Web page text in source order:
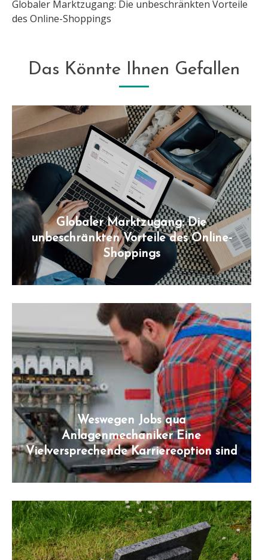
Globaler Marktzugang: Die unbeschränkten Vorteile
des Online-Shoppings
Das Könnte Ihnen Gefallen
Globaler Marktzugang: Die
unbeschränkten Vorteile des Online-
Shoppings
Weswegen Jobs qua
Anlagenmechaniker Eine
Vielversprechende Karriereoption sind